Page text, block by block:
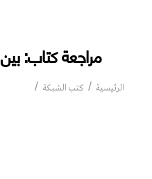
مراجعة كتاب:
الرئيسية كتب الشبكة